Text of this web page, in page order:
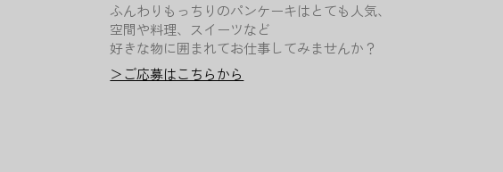
ふんわりもっちりのパンケーキはとても人気、
空間や料理、スイーツなど
好きな物に囲まれてお仕事してみませんか？
＞ご応募はこちらから